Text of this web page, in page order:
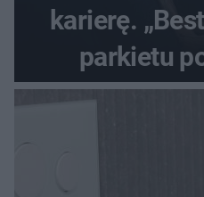
karierę.
parkietu